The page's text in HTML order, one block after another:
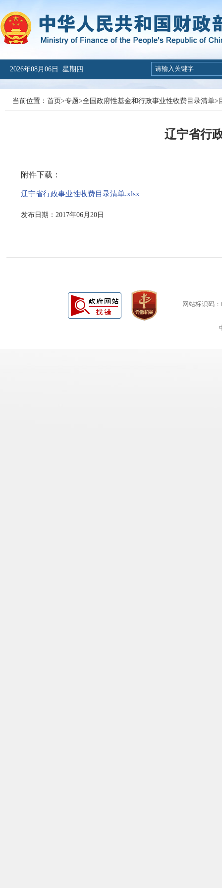
2026年08月06日 星期四
当前位置： 首页>专题>全国政府性基金和行政事业性收费目录清单>
辽宁省行
附件下载：
辽宁省行政事业性收费目录清单.xlsx
发布日期：2017年06月20日
网站标识码